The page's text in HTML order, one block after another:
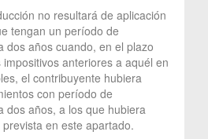
no resultará de aplicación
tengan un período de
dos años cuando, en el plazo
anteriores a aquél en
el contribuyente hubiera
con período de
dos años, a los que hubiera
en este apartado.